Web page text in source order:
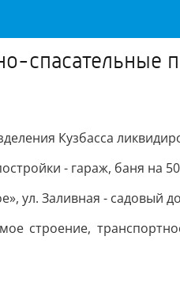
спасательные
Кузбасса
- гараж, баня на
ул. Заливная - садовый
строение,